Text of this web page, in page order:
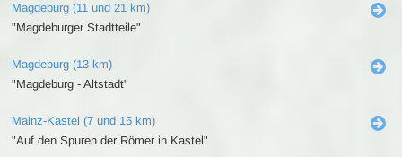
Magdeburg (11 und 21 km)
"Magdeburger Stadtteile"
Magdeburg (13 km)
"Magdeburg - Altstadt"
Mainz-Kastel (7 und 15 km)
"Auf den Spuren der Römer in Kastel"